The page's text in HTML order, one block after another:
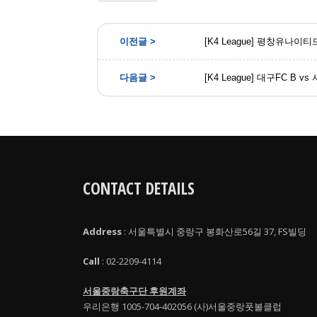
[K4 League] 평창유나이티
[K4 League] 대구FC B vs
CONTACT DETAILS
Address : 서울특별시 중랑구 봉화산로56길 37, FS빌딩
Call : 02-2209-4114
서울중랑축구단 후원계좌
우리은행 1005-704-402056 (사)서울중랑풋볼클럽